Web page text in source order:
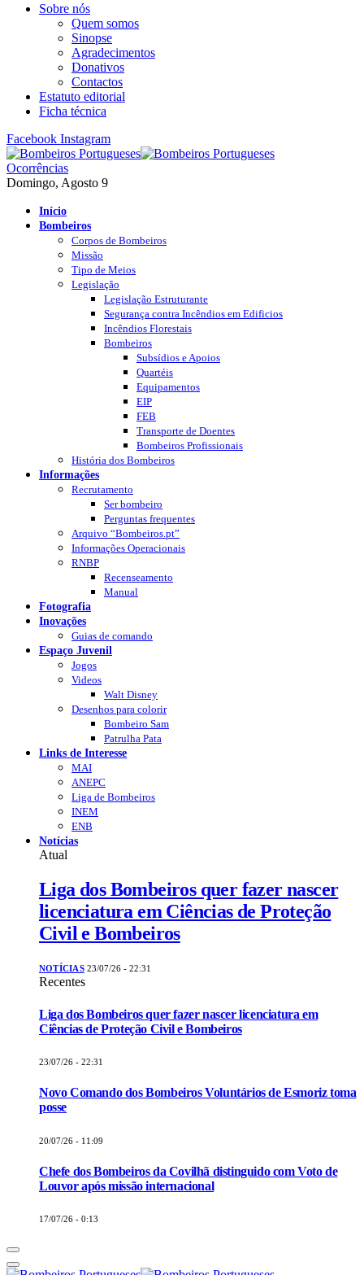
Sobre nós
Quem somos
Sinopse
Agradecimentos
Donativos
Contactos
Estatuto editorial
Ficha técnica
Facebook Instagram
Ocorrências
Domingo, Agosto 9
Início
Bombeiros
Corpos de Bombeiros
Missão
Tipo de Meios
Legislação
Legislação Estruturante
Segurança contra Incêndios em Edificios
Incêndios Florestais
Bombeiros
Subsídios e Apoios
Quartéis
Equipamentos
EIP
FEB
Transporte de Doentes
Bombeiros Profissionais
História dos Bombeiros
Informações
Recrutamento
Ser bombeiro
Perguntas frequentes
Arquivo “Bombeiros.pt”
Informações Operacionais
RNBP
Recenseamento
Manual
Fotografia
Inovações
Guias de comando
Espaço Juvenil
Jogos
Videos
Walt Disney
Desenhos para colorir
Bombeiro Sam
Patrulha Pata
Links de Interesse
MAI
ANEPC
Liga de Bombeiros
INEM
ENB
Notícias
Atual
Liga dos Bombeiros quer fazer nascer
licenciatura em Ciências de Proteção
Civil e Bombeiros
NOTÍCIAS 23/07/26 - 22:31
Recentes
Liga dos Bombeiros quer fazer nascer licenciatura em
Ciências de Proteção Civil e Bombeiros
23/07/26 - 22:31
Novo Comando dos Bombeiros Voluntários de Esmoriz toma
posse
20/07/26 - 11:09
Chefe dos Bombeiros da Covilhã distinguido com Voto de
Louvor após missão internacional
17/07/26 - 0:13